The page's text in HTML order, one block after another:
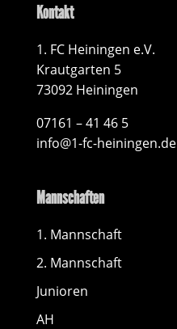
Kontakt
1. FC Heiningen e.V.
Krautgarten 5
73092 Heiningen
07161 – 41 46 5
info@1-fc-heiningen.de
Mannschaften
1. Mannschaft
2. Mannschaft
Junioren
AH